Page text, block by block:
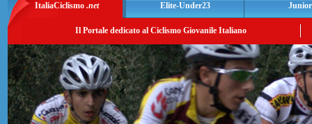
ItaliaCiclismo .net Elite-Under23
Il Portale dedicato al Ciclismo Giovanile Italiano